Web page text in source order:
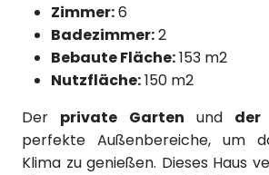
Zimmer:6
Badezimmer:2
Bebaute Fläche:153 m2
Nutzfläche:150 m2
Der private Garten und der
perfekte Außenbereiche, um
Klima zu genießen. Dieses Haus